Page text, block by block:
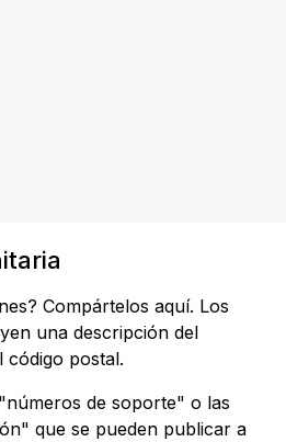
Compártelos aquí. Los
una descripción del
código postal.
de soporte" o las
que se pueden publicar a